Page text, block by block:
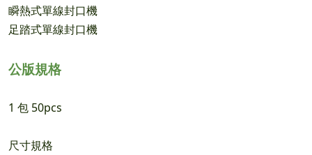
瞬熱式單線封口機
足踏式單線封口機
公版規格
1 包 50pcs
尺寸規格